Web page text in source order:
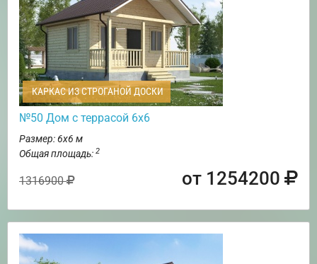
КАРКАС ИЗ СТРОГАНОЙ ДОСКИ
№50 Дом с террасой 6х6
Размер: 6х6 м
Общая площадь: 2
1316900 от 1254200